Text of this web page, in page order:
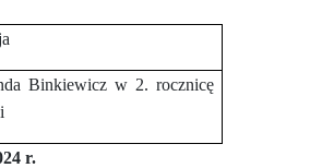
Binkiewicz w 2. rocznicę
r.